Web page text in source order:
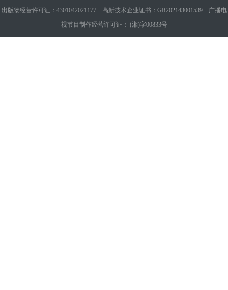
出版物经营许可证：4301042021177 高新技术企业证书：GR202143001539 广播电
视节目制作经营许可证： (湘)字00833号